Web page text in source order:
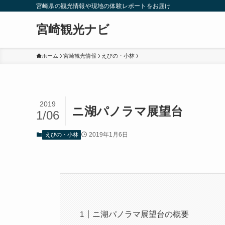
宮崎県の観光情報や現地の体験レポートをお届け
宮崎観光ナビ
ホーム 宮崎観光情報 えびの・小林
ニ湖パノラマ展望台
2019
1/06
えびの・小林 2019年1月6日
ニ湖パノラマ展望台の概要